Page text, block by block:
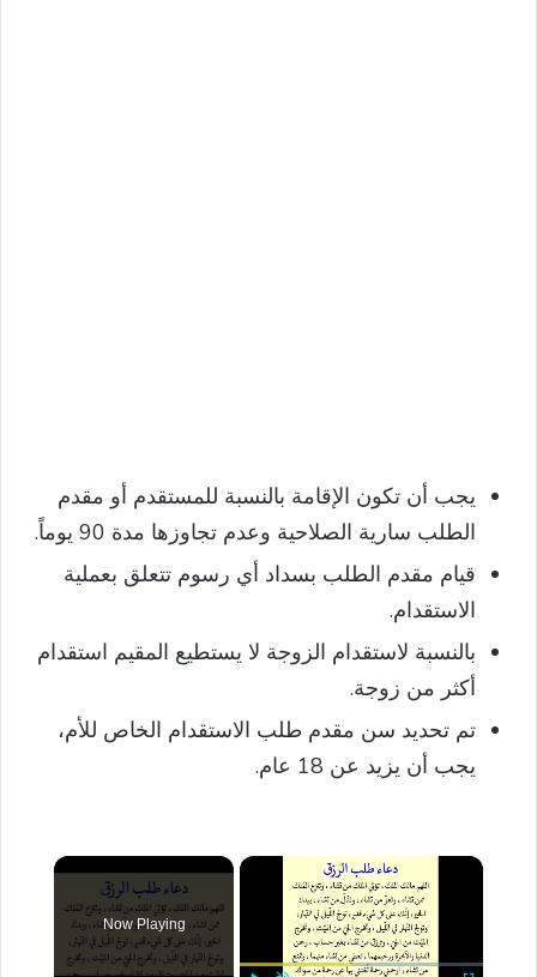
يجب أن تكون الإقامة بالنسبة للمستقدم أو مقدم
الطلب سارية الصلاحية وعدم تجاوزها مدة 90 يوماً.
قيام مقدم الطلب بسداد أي رسوم تتعلق بعملية
الاستقدام.
بالنسبة لاستقدام الزوجة لا يستطيع المقيم استقدام
أكثر من زوجة.
تم تحديد سن مقدم طلب الاستقدام الخاص للأم،
يجب أن يزيد عن 18 عام.
×
Now Playing